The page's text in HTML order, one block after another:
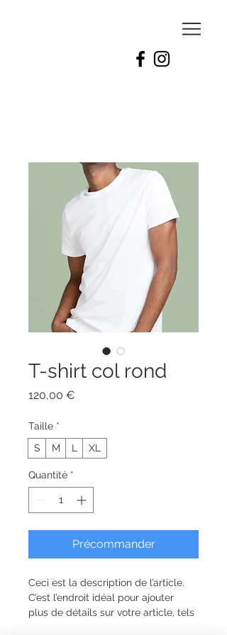
T-shirt col rond
120,00 €
Taille *
S
M L XL
Quantité *
Précommander
Ceci est la description de l’article.
C’est l’endroit idéal pour ajouter
plus de détails sur votre article, tels